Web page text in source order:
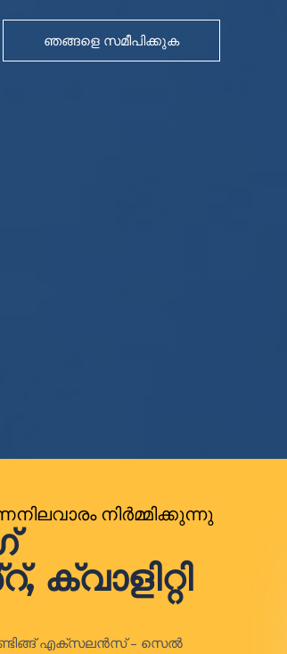
ഞങ്ങളെ സമീപിക്കുക
നിർമ്മിക്കുന്നു
എക്‌സലൻസ് – സെൽ